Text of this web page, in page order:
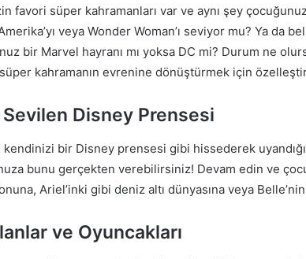
favori süper kahramanları var ve aynı şey
veya Wonder Woman’ı seviyor mu? Ya da
bir Marvel hayranı mı yoksa DC mi? Durum ne
kahramanın evrenine dönüştürmek için
Sevilen Disney Prensesi
kendinizi bir Disney prensesi gibi hissederek
bunu gerçekten verebilirsiniz! Devam edin ve
Ariel’inki gibi deniz altı dünyasına veya
ve Oyuncakları